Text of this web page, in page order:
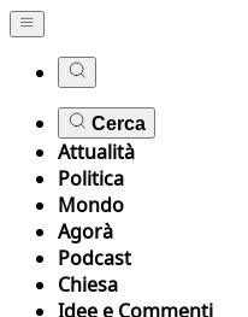
Cerca
Attualità
Politica
Mondo
Agorà
Podcast
Chiesa
Idee e Commenti